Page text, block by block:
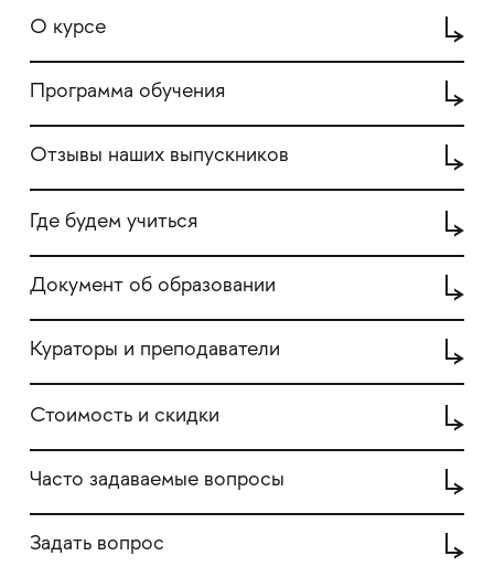
О курсе
Программа обучения
Отзывы наших выпускников
Где будем учиться
Документ об образовании
Кураторы и преподаватели
Стоимость и скидки
Часто задаваемые вопросы
Задать вопрос